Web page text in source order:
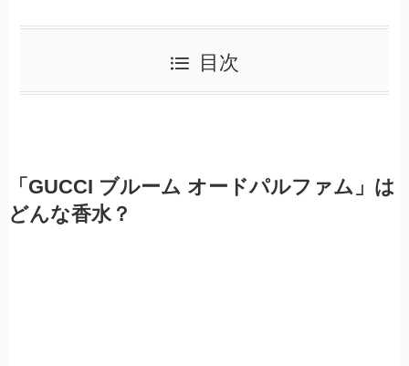
目次
「GUCCI ブルーム オードパルファム」は
どんな香水？